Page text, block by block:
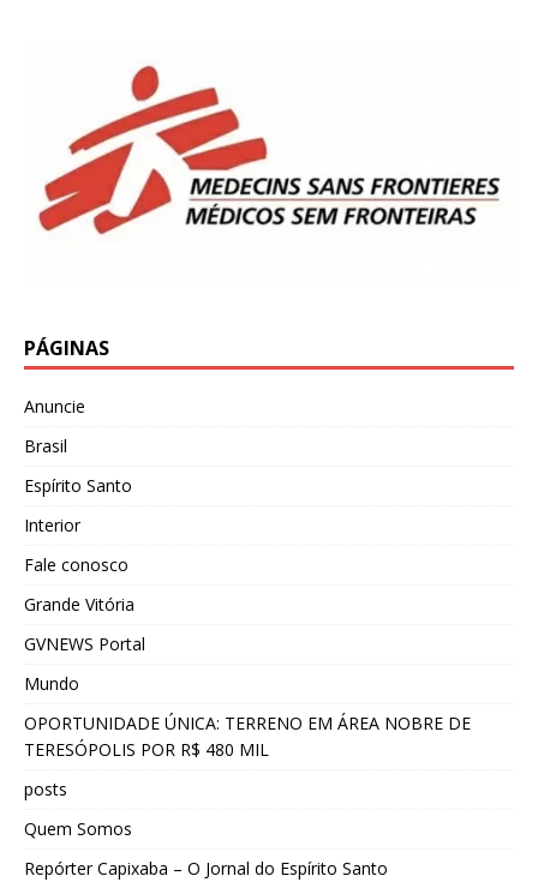
PÁGINAS
Anuncie
Brasil
Espírito Santo
Interior
Fale conosco
Grande Vitória
GVNEWS Portal
Mundo
OPORTUNIDADE ÚNICA: TERRENO EM ÁREA NOBRE DE
TERESÓPOLIS POR R$ 480 MIL
posts
Quem Somos
Repórter Capixaba – O Jornal do Espírito Santo